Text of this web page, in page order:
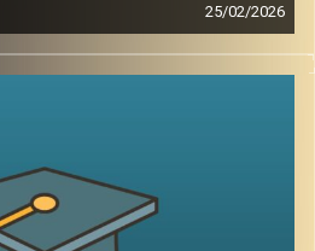
25/02/2026
הקלטה מתוך השטח, מהכנס השמיני
“כלכלה כחולה פורצת גבולות”,
כלכלה, ביטחון ושיתופי פעולה אזוריים.
בין מושבים על אנרגיה מתחדשת